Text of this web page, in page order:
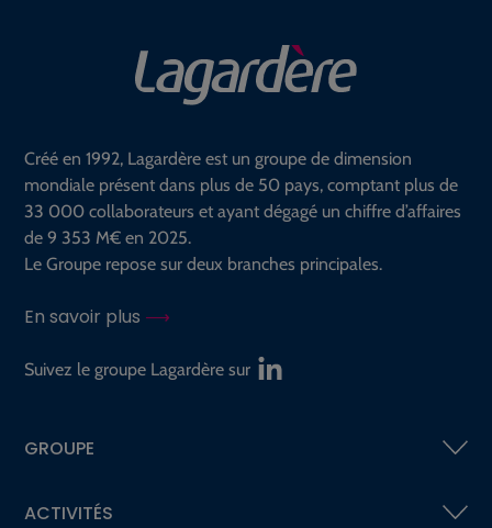
Créé en 1992, Lagardère est un groupe de dimension
mondiale présent dans plus de 50 pays, comptant plus de
33 000 collaborateurs et ayant dégagé un chiffre d’affaires
de 9 353 M€ en 2025.
Le Groupe repose sur deux branches principales.
En savoir plus
Suivez le groupe Lagardère sur
GROUPE
ACTIVITÉS